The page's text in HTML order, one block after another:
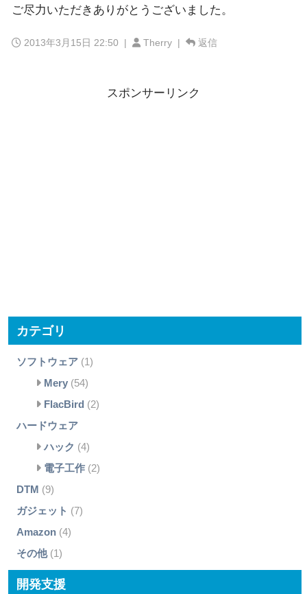
ご尽力いただきありがとうございました。
2013年3月15日 22:50 | Therry | 返信
スポンサーリンク
カテゴリ
ソフトウェア(1)
Mery(54)
FlacBird (2)
ハードウェア
ハック (4)
電子工作(2)
DTM (9)
ガジェット (7)
Amazon(4)
その他(1)
開発支援